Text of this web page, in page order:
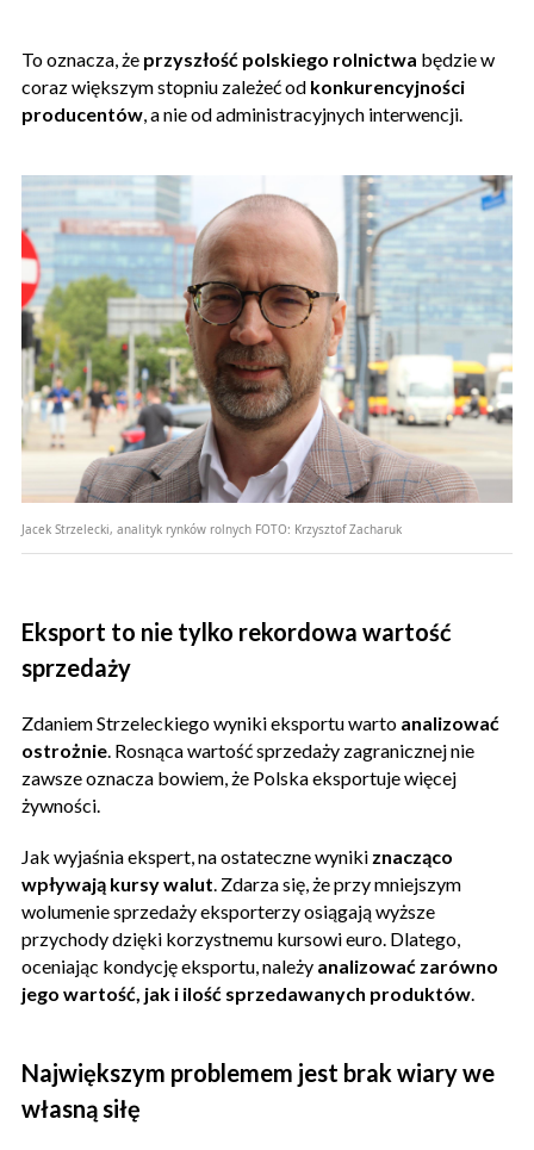
To oznacza, że przyszłość polskiego rolnictwa będzie w
coraz większym stopniu zależeć od konkurencyjności
producentów, a nie od administracyjnych interwencji.
Jacek Strzelecki, analityk rynków rolnych FOTO: Krzysztof Zacharuk
Eksport to nie tylko rekordowa wartość
sprzedaży
Zdaniem Strzeleckiego wyniki eksportu warto analizować
ostrożnie. Rosnąca wartość sprzedaży zagranicznej nie
zawsze oznacza bowiem, że Polska eksportuje więcej
żywności.
Jak wyjaśnia ekspert, na ostateczne wyniki znacząco
wpływają kursy walut. Zdarza się, że przy mniejszym
wolumenie sprzedaży eksporterzy osiągają wyższe
przychody dzięki korzystnemu kursowi euro. Dlatego,
oceniając kondycję eksportu, należy analizować zarówno
jego wartość, jak i ilość sprzedawanych produktów.
Największym problemem jest brak wiary we
własną siłę